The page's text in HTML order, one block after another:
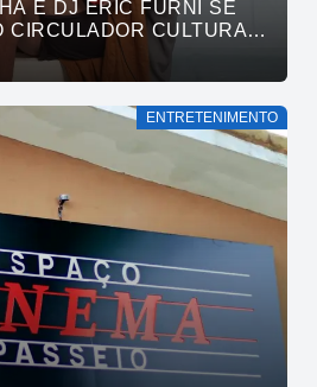
E DJ ERIC FURNI SE
CIRCULADOR CULTURAL
ENTRETENIMENTO